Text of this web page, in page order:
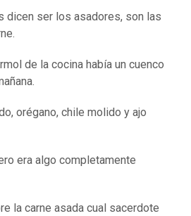
dicen ser los asadores, son las
de la cocina había un cuenco
orégano, chile molido y ajo
era algo completamente
la carne asada cual sacerdote